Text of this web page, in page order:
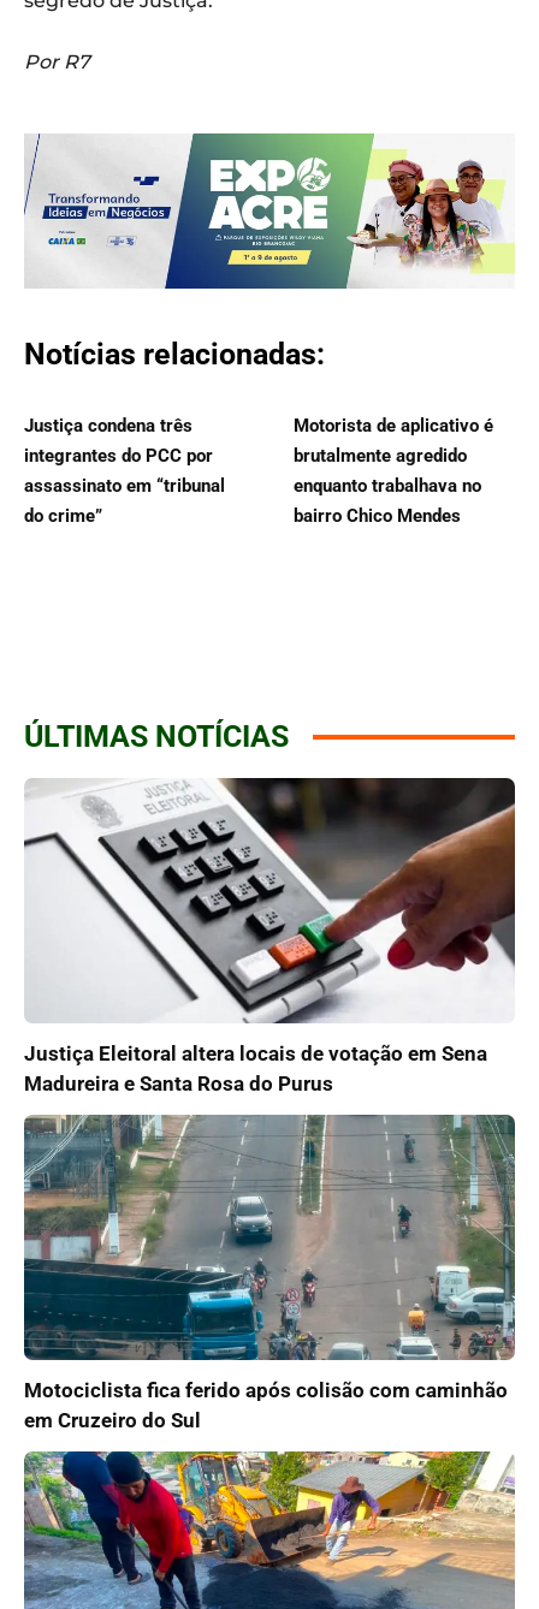
Por R7
Notícias relacionadas:
Justiça condena três
integrantes do PCC por
assassinato em “tribunal
do crime”
Motorista de aplicativo é
brutalmente agredido
enquanto trabalhava no
bairro Chico Mendes
ÚLTIMAS NOTÍCIAS
Justiça Eleitoral altera locais de votação em Sena
Madureira e Santa Rosa do Purus
Motociclista fica ferido após colisão com caminhão
em Cruzeiro do Sul